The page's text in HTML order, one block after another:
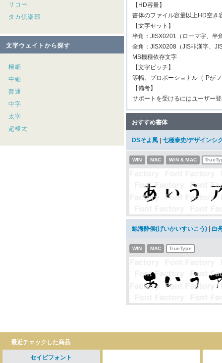
リコー
タカ倶楽部
文字ウェイトから探す
極細
中細
普通
中字
太字
超極太
【HD容量】
書体のファイル容量以上HD空き
【文字セット】
半角：JISX0201（ローマ字、半
全角：JISX0208（JIS非漢字、
MS機種依存文字
【文字ピッチ】
等幅、プロポーショナル（-Pが
【備考】
サポートを受けるにはユーザー
おすすめ書体
DSそよ風 七種泰史/デザインシ
WIN MAC WIN & MAC
鯨海酔侯(げいかいすいこう) 白
WIN MAC TrueType
最近チェックした商品
セイビフォント